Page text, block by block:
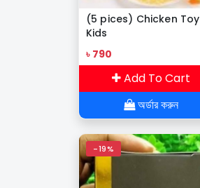
(5 pices) Chicken Toy
Kids
৳ 790
Add To Cart
অর্ডার করুন
-19%